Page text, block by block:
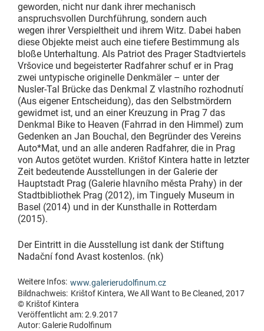
geworden, nicht nur dank ihrer mechanisch
anspruchsvollen Durchführung, sondern auch
wegen ihrer Verspieltheit und ihrem Witz. Dabei haben
diese Objekte meist auch eine tiefere Bestimmung als
bloße Unterhaltung. Als Patriot des Prager Stadtviertels
Vršovice und begeisterter Radfahrer schuf er in Prag
zwei untypische originelle Denkmäler – unter der
Nusler-Tal Brücke das Denkmal Z vlastního rozhodnutí
(Aus eigener Entscheidung), das den Selbstmördern
gewidmet ist, und an einer Kreuzung in Prag 7 das
Denkmal Bike to Heaven (Fahrrad in den Himmel) zum
Gedenken an Jan Bouchal, den Begründer des Vereins
Auto*Mat, und an alle anderen Radfahrer, die in Prag
von Autos getötet wurden. Krištof Kintera hatte in letzter
Zeit bedeutende Ausstellungen in der Galerie der
Hauptstadt Prag (Galerie hlavního města Prahy) in der
Stadtbibliothek Prag (2012), im Tinguely Museum in
Basel (2014) und in der Kunsthalle in Rotterdam
(2015).
Der Eintritt in die Ausstellung ist dank der Stiftung
Nadační fond Avast kostenlos. (nk)
Weitere Infos: www.galerierudolfinum.cz
Bildnachweis: Krištof Kintera, We All Want to Be Cleaned, 2017
© Krištof Kintera
Veröffentlicht am: 2.9.2017
Autor:Galerie Rudolfinum